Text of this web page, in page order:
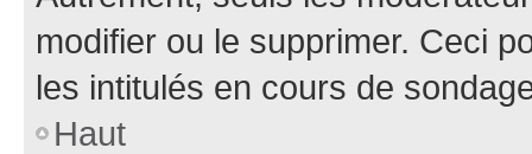
modifier ou le supprimer. Ceci
les intitulés en cours de
Haut